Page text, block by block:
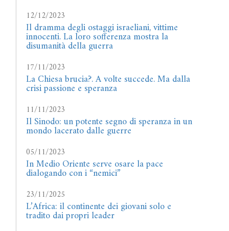
12/12/2023
Il dramma degli ostaggi israeliani, vittime
innocenti. La loro sofferenza mostra la
disumanità della guerra
17/11/2023
La Chiesa brucia?. A volte succede. Ma dalla
crisi passione e speranza
11/11/2023
Il Sinodo: un potente segno di speranza in un
mondo lacerato dalle guerre
05/11/2023
In Medio Oriente serve osare la pace
dialogando con i “nemici”
23/11/2025
L’Africa: il continente dei giovani solo e
tradito dai propri leader